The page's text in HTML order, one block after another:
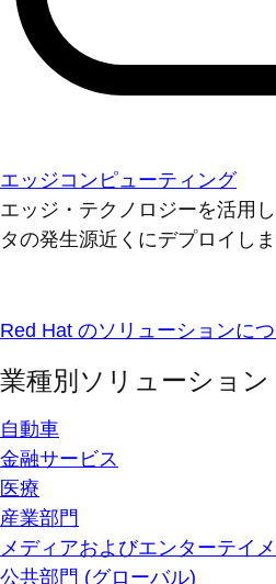
エッジコンピューティング
エッジ・テクノロジーを活用
タの発生源近くにデプロイしま
Red Hat のソリューションに
業種別ソリューション
自動車
金融サービス
医療
産業部門
メディアおよびエンターテイ
公共部門 (グローバル)